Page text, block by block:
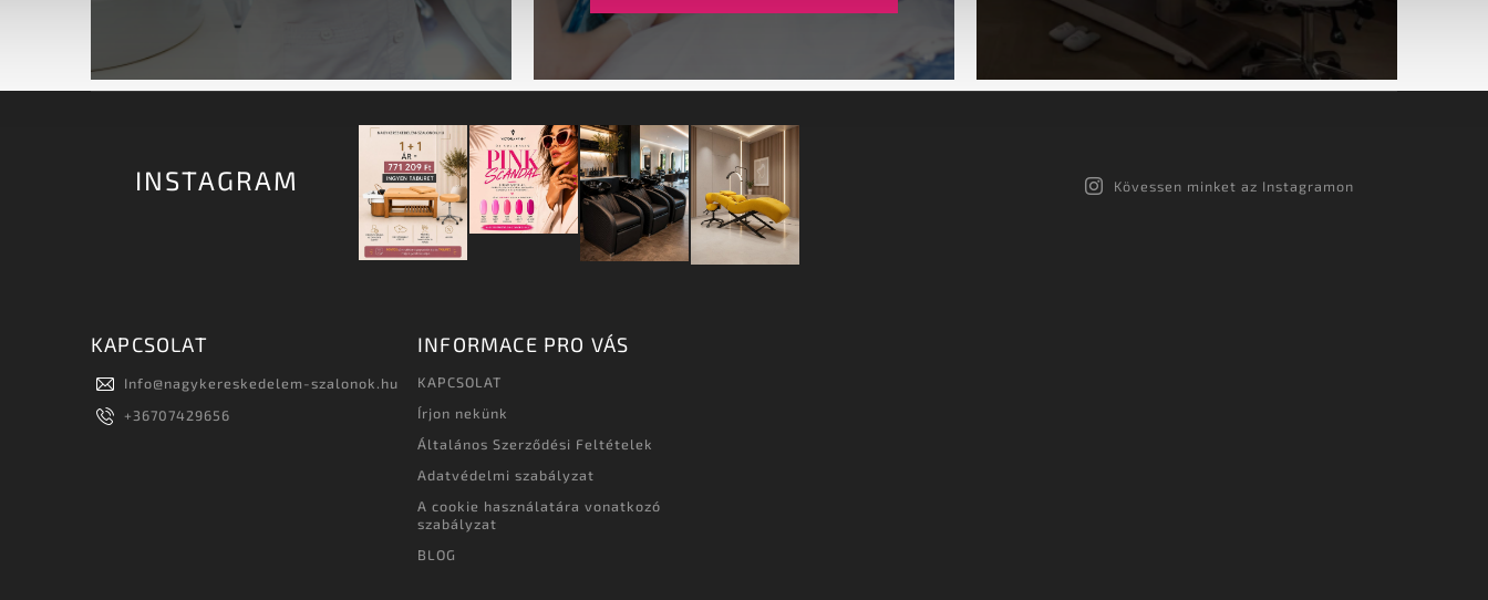
INSTAGRAM Kövessen minket az Instagramon
KAPCSOLAT
Info@nagykereskedelem-szalonok.hu
+36707429656
INFORMACE PRO VÁS
KAPCSOLAT
Írjon nekünk
Általános Szerződési Feltételek
Adatvédelmi szabályzat
A cookie használatára vonatkozó
szabályzat
BLOG